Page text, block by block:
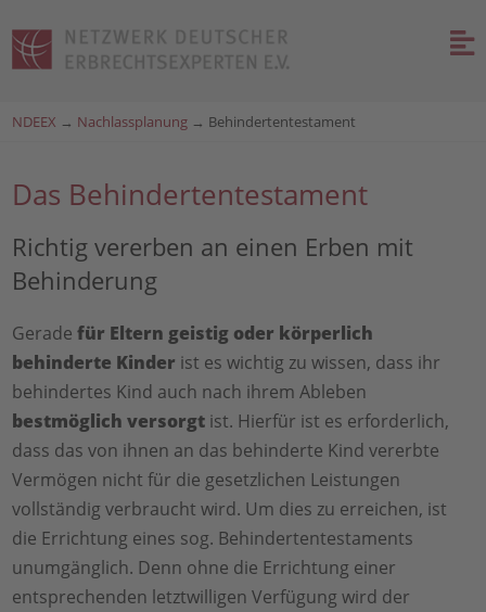
NDEEX → Nachlassplanung → Behindertentestament
Das Behindertentestament
Richtig vererben an einen Erben mit
Behinderung
Geradefür Eltern geistig oder körperlich
behinderte Kinder ist es wichtig zu wissen, dass ihr
behindertes Kind auch nach ihrem Ableben
bestmöglich versorgt ist. Hierfür ist es erforderlich,
dass das von ihnen an das behinderte Kind vererbte
Vermögen nicht für die gesetzlichen Leistungen
vollständig verbraucht wird. Um dies zu erreichen, ist
die Errichtung eines sog. Behindertentestaments
unumgänglich. Denn ohne die Errichtung einer
entsprechenden letztwilligen Verfügung wird der